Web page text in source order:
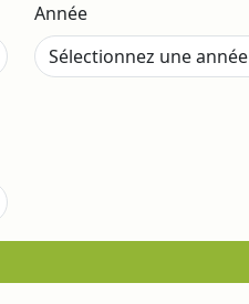
Année